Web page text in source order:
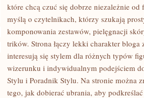
LIFESTYLE
SAMOAKCEPTACJA
które chcą czuć się dobrze niezależnie od
myślą o czytelnikach, którzy szukają
komponowania zestawów, pielęgnacji
trików. Strona łączy lekki charakter
interesują się stylem dla różnych typów
wizerunku i indywidualnym podejściem
Stylu i Poradnik Stylu. Na stronie można
tego, jak dobierać ubrania, aby